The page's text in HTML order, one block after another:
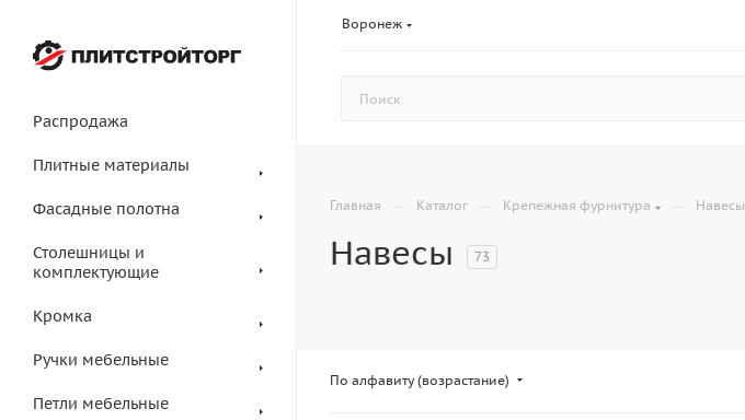
Воронеж
Распродажа
Плитные материалы
Фасадные полотна
Столешницы и
комплектующие
Кромка
Ручки мебельные
Петли мебельные
Главная — Каталог — Крепежная фурнитура — Навесы
Навесы 73
По алфавиту (возрастание)